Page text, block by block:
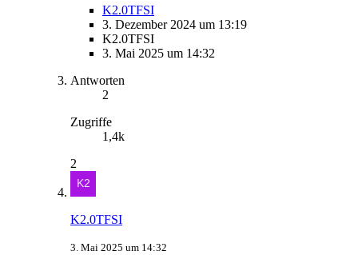
K2.0TFSI
3. Dezember 2024 um 13:19
K2.0TFSI
3. Mai 2025 um 14:32
Antworten
2
Zugriffe
1,4k
2
K2.0TFSI
3. Mai 2025 um 14:32